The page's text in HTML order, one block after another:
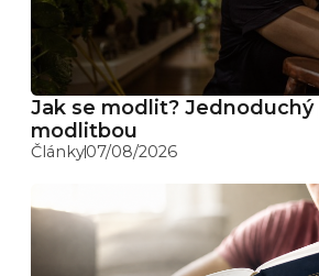
Jak se modlit?
modlitbou
Články07/08/2026